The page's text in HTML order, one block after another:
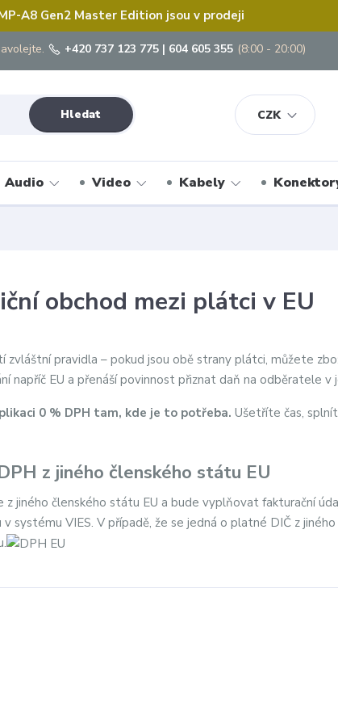
A8 Gen2 Master Edition jsou v prodeji
CZK
Hledat
+420 737 123 775 | 604 605 355 (8:00 - 20:00)
Audio Video Kabely
obchod mezi plátci v EU
zvláštní pravidla – pokud jsou obě strany plátci, můžete
napříč EU a přenáší povinnost přiznat daň na odběratele v
0 % DPH tam, kde je to potřeba. Ušetříte čas,
z jiného členského státu EU
z jiného členského státu EU a bude vyplňovat fakturační
systému VIES. V případě, že se jedná o platné DIČ z